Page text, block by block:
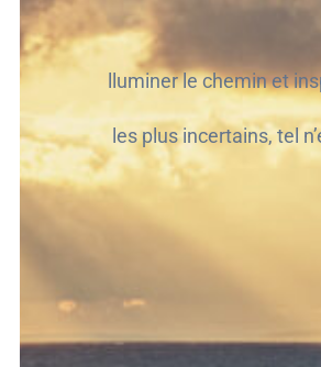
lluminer le chemin et
les plus incertains, tel